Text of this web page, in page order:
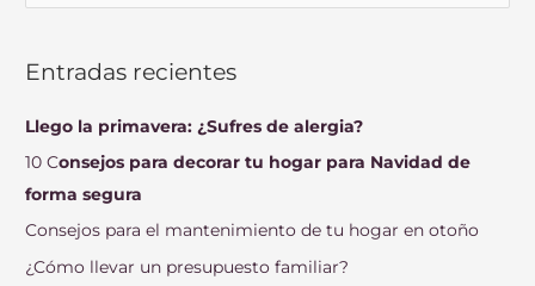
c
r
:
Entradas recientes
Llego la primavera: ¿Sufres de alergia?
10 Consejos para decorar tu hogar para Navidad de
forma segura
Consejos para el mantenimiento de tu hogar en otoño
¿Cómo llevar un presupuesto familiar?